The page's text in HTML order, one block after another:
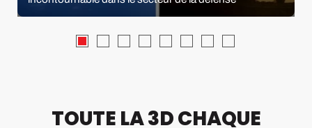
TOUTE LA 3D CHAQUE